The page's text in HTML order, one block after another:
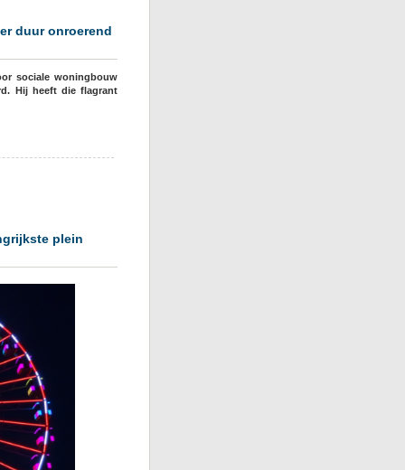
duur onroerend
sociale woningbouw
Hij heeft die flagrant
plein